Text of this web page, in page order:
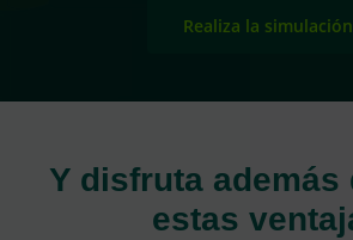
Realiza la simulación
Y disfruta además
estas